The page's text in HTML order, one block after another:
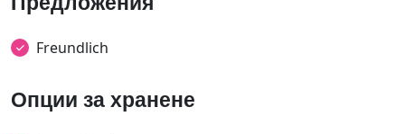
Freundlich
Опции за хранене